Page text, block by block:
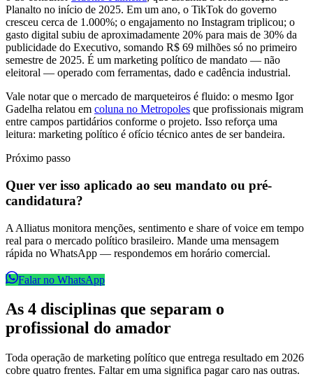
Planalto no início de 2025. Em um ano, o TikTok do governo
cresceu cerca de 1.000%; o engajamento no Instagram triplicou; o
gasto digital subiu de aproximadamente 20% para mais de 30% da
publicidade do Executivo, somando R$ 69 milhões só no primeiro
semestre de 2025. É um marketing político de mandato — não
eleitoral — operado com ferramentas, dado e cadência industrial.
Vale notar que o mercado de marqueteiros é fluido: o mesmo Igor
Gadelha relatou em coluna no Metropoles que profissionais migram
entre campos partidários conforme o projeto. Isso reforça uma
leitura: marketing político é ofício técnico antes de ser bandeira.
Próximo passo
Quer ver isso aplicado ao seu mandato ou pré-
candidatura?
A Alliatus monitora menções, sentimento e share of voice em tempo
real para o mercado político brasileiro. Mande uma mensagem
rápida no WhatsApp — respondemos em horário comercial.
Falar no WhatsApp
As 4 disciplinas que separam o
profissional do amador
Toda operação de marketing político que entrega resultado em 2026
cobre quatro frentes. Faltar em uma significa pagar caro nas outras.